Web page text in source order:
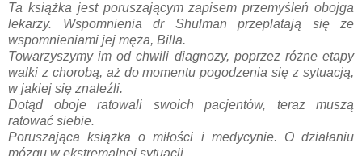
Ta książka jest poruszającym zapisem przemyśleń obojga
lekarzy. Wspomnienia dr Shulman przeplatają się ze
wspomnieniami jej męża, Billa.
Towarzyszymy im od chwili diagnozy, poprzez różne etapy
walki z chorobą, aż do momentu pogodzenia się z sytuacją,
w jakiej się znaleźli.
Dotąd oboje ratowali swoich pacjentów, teraz muszą
ratować siebie.
Poruszająca książka o miłości i medycynie. O działaniu